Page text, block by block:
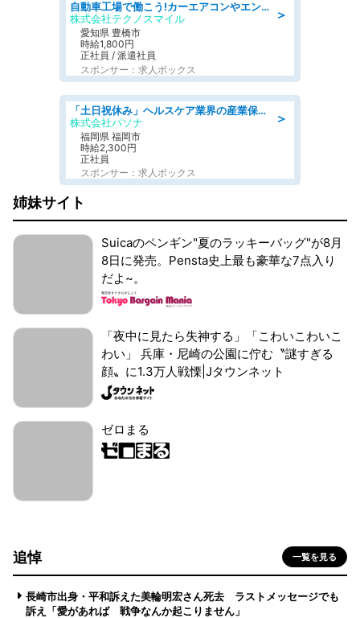
＞
自動車工場で働こう!カーエアコンやエンジンの製造・加工業務/寮完備 denso aichi
株式会社テクノスマイル
愛知県 豊橋市
時給1,800円
正社員 / 派遣社員
スポンサー：求人ボックス
＞
「土日祝休み」ヘルスケア業界の産業保健師/高時給/未経験OK/要資格:保健師、正看護師
株式会社パソナ
福岡県 福岡市
時給2,300円
正社員
スポンサー：求人ボックス
姉妹サイト
Suicaのペンギン"夏のラッキーバッグ"が8月
8日に発売。Pensta史上最も豪華な7点入り
だよ~。
「夜中に見たら失神する」「こわいこわいこ
わい」 兵庫・尼崎の公園に佇む〝謎すぎる
顔〟に1.3万人戦慄|Jタウンネット
ゼロまる
追悼 一覧を見る
長崎市出身・平和訴えた美輪明宏さん死去 ラストメッセージでも
訴え「愛があれば 戦争なんか起こりません」